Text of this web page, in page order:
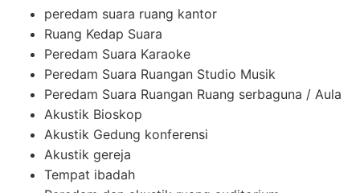
peredam suara ruang kantor
Ruang Kedap Suara
Peredam Suara Karaoke
Peredam Suara Ruangan Studio Musik
Peredam Suara Ruangan Ruang serbaguna / Aula
Akustik Bioskop
Akustik Gedung konferensi
Akustik gereja
Tempat ibadah